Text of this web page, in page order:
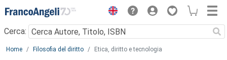
Menu
Cerca:
Main content
Home Filosofia del diritto Etica, diritto e tecnologia